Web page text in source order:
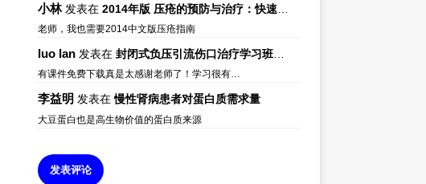
小林发表在 2014年版 压疮的预防与治疗：快速参考指南 – 中文版、英文版、芬兰语版、葡萄牙语版
老师，我也需要2014中文版压疮指南
luo lan发表在 封闭式负压引流伤口治疗学习班课件资料免费下载
有课件免费下载真是太感谢老师了！学习很有…
李益明 发表在慢性肾病患者对蛋白质需求量
大豆蛋白也是高生物价值的蛋白质来源
发表评论